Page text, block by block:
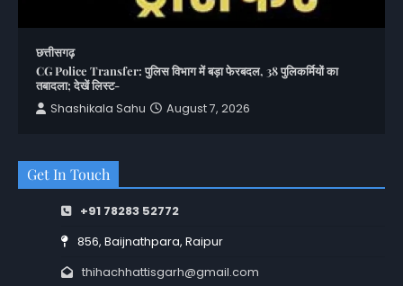
छत्तीसगढ़
CG Police Transfer: पुलिस विभाग में बड़ा फेरबदल, 38 पुलिकर्मियों का
तबादला; देखें लिस्ट-
Shashikala Sahu
August 7, 2026
Get In Touch
+91 78283 52772
856, Baijnathpara, Raipur
thihachhattisgarh@gmail.com